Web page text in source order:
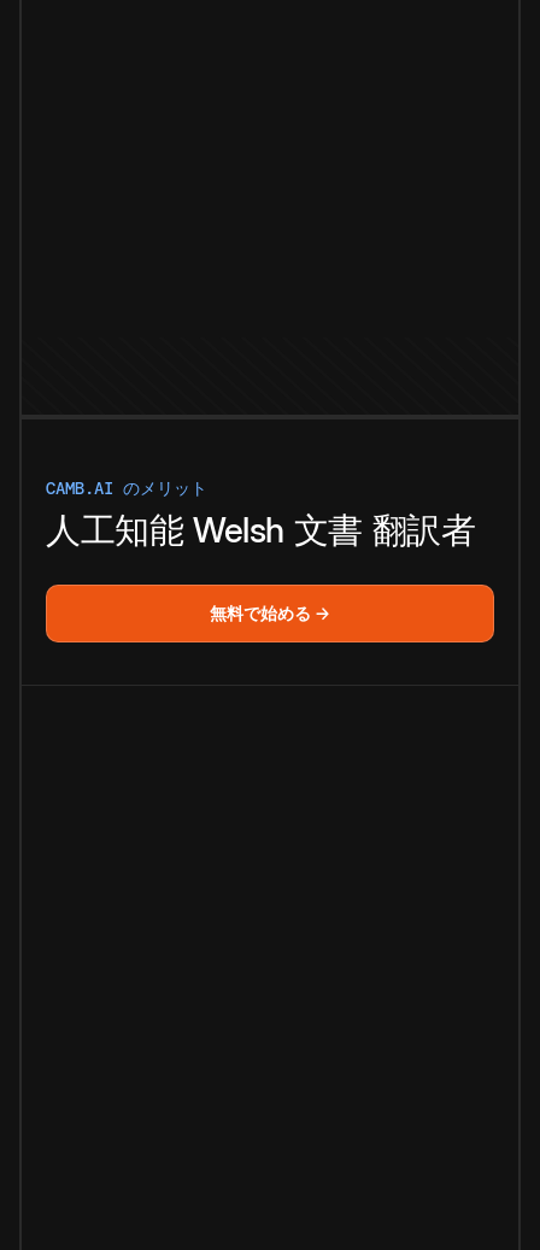
CAMB.AI のメリット
人工知能 Welsh 文書 翻訳者
無料で始める →